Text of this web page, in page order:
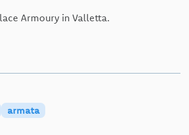
Armoury in Valletta.
armata